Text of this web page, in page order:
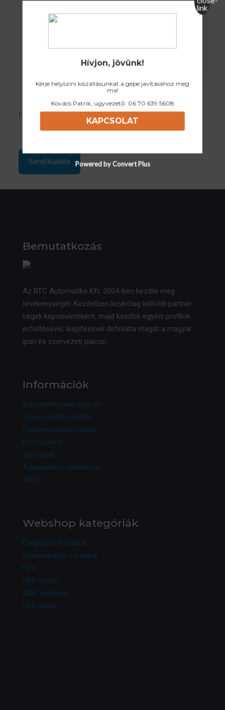
I accept the Privacy Policy
Bemutatkozás
Az RTC Automatika Kft. 2004-ben kezdte meg
tevékenységét. Kezdetben kizárólag külföldi partner
cégek képviseleteként, majd később egyéni profilok
erősítésével, kiépítésével definiálta magát a magyar
ipari és szervezeti piacon.
Információk
Ipari elektronikai szerviz
Szervo hajtás javítás
Frekvenciaváltó javítás
PLC-szerviz
Termékek
Adatvédelmi nyilatkozat
ÁSZF
Webshop kategóriák
Darlington modulok
Egyenirányító modulok
Film
HMI Touch
IGBT modulok
LCD panel
Hívjon, jövünk!
Kérje helyszíni kiszállásunkat a gépe javításához még
ma!
Kovács Patrik, ügyvezető: 06 70 639 5608
KAPCSOLAT
Powered by Convert Plus